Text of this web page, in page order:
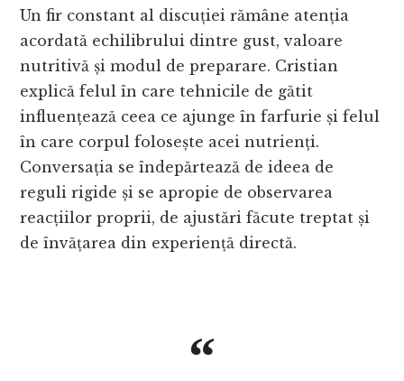
Un fir constant al discuției rămâne atenția
acordată echilibrului dintre gust, valoare
nutritivă și modul de preparare. Cristian
explică felul în care tehnicile de gătit
influențează ceea ce ajunge în farfurie și felul
în care corpul folosește acei nutrienți.
Conversația se îndepărtează de ideea de
reguli rigide și se apropie de observarea
reacțiilor proprii, de ajustări făcute treptat și
de învățarea din experiență directă.